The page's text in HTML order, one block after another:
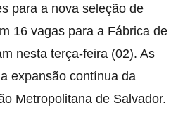
para a nova seleção de
16 vagas para a Fábrica de
nesta terça-feira (02). As
expansão contínua da
Metropolitana de Salvador.